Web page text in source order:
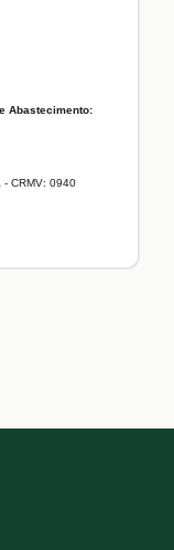
Abastecimento:
- CRMV: 0940